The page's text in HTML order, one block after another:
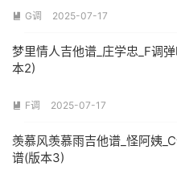
 G调 2025-07-17
梦里情人吉他谱_庄学忠_F调
本2)
 F调 2025-07-17
羡慕风羡慕雨吉他谱_怪阿姨
谱(版本3)